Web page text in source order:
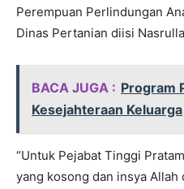
Perempuan Perlindungan
Dinas Pertanian diisi
BACA JUGA : Program
Kesejahteraan Keluarga
“Untuk Pejabat Tinggi
yang kosong dan insya